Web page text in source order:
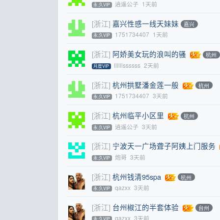
永.久VIP 逍遥公子 1天前
[浙江] 嘉兴性感一线天妹妹 嘉兴
永.久VIP 1751734407 1天前
[浙江] 阿娇美女玩的浪叫的骚 杭州
月度VIP llllllssssss 2天前
[浙江] 杭州拱墅潘金莲一般 杭州
永.久VIP 1751734407 3天前
[浙江] 杭州临平小区里 杭州
永.久VIP 逍遥公子 3天前
[浙江] 宁波天一广场聋子阿姨上门服务
永.久VIP 炮哥 3天前
[浙江] 杭州钱清95spa 杭州
永.久VIP qazxx 3天前
[浙江] 台州椒江的半套体验 台州
qazxx 3天前